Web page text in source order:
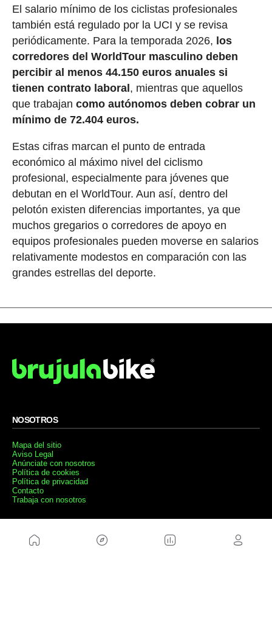
El salario mínimo de los ciclistas profesionales
también está regulado por la UCI y se revisa
periódicamente. Para la temporada 2026, los
corredores del WorldTour masculino deben
percibir al menos 44.150 euros anuales si
tienen contrato laboral , mientras que aquellos
que trabajan como autónomos deben cobrar un
mínimo de 72.404 euros.
Estas cifras marcan el punto de entrada
económico al máximo nivel del ciclismo
profesional, especialmente para jóvenes que
debutan en el WorldTour. Aun así, dentro del
pelotón existen diferencias importantes, ya que
muchos gregarios o corredores de apoyo en
equipos profesionales pueden moverse en salarios
relativamente modestos en comparación con las
grandes estrellas del deporte.
NOSOTROS
Mapa del sitio
Aviso Legal
Anúnciate con nosotros
Política de cookies
Política de privacidad
Contacto
Trabaja con nosotros